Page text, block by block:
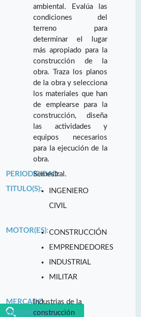
ambiental. Evalúa las
condiciones del
terreno para
determinar el lugar
más apropiado para la
construcción de la
obra. Traza los planos
de la obra y selecciona
los materiales que han
de emplearse para la
construcción, diseña
las actividades y
equipos necesarios
para la ejecución de la
obra.
PERIODICIDAD:
Semestral.
TITULO(S):
INGENIERO
CIVIL
MOTOR(ES):CONSTRUCCIÓN
EMPRENDEDORES
INDUSTRIAL
MILITAR
MERCADO
OCUPACIONAL:
Industrias de la
construcción